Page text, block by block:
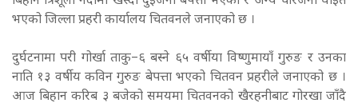
भएको जिल्ला प्रहरी कार्यालय चितवनले जनाएको छ ।
दुर्घटनामा परी गोर्खा ताकु–६ बस्ने ६५ वर्षीया विष्णुमायाँ गुरुङ र उनका
नाति १३ वर्षीय कविन गुरुङ बेपत्ता भएको चितवन प्रहरीले जनाएको छ ।
आज बिहान करिब ३ बजेको समयमा चितवनको खैरहनीबाट गोरखा जाँदै